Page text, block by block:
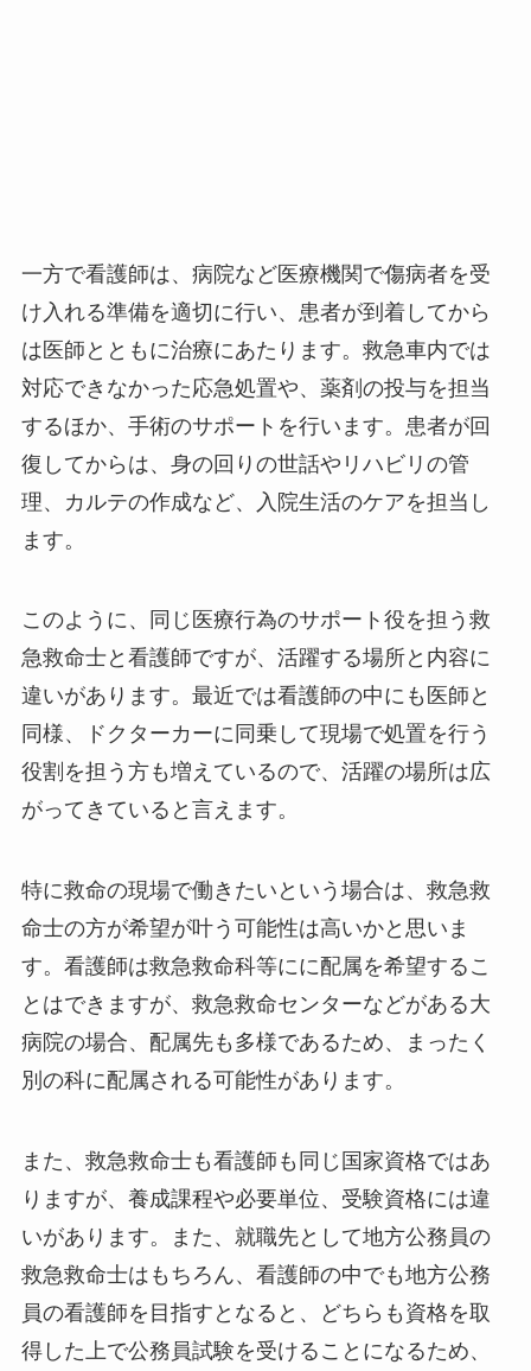
一方で看護師は、病院など医療機関で傷病者を受
け入れる準備を適切に行い、患者が到着してから
は医師とともに治療にあたります。救急車内では
対応できなかった応急処置や、薬剤の投与を担当
するほか、手術のサポートを行います。患者が回
復してからは、身の回りの世話やリハビリの管
理、カルテの作成など、入院生活のケアを担当し
ます。
このように、同じ医療行為のサポート役を担う救
急救命士と看護師ですが、活躍する場所と内容に
違いがあります。最近では看護師の中にも医師と
同様、ドクターカーに同乗して現場で処置を行う
役割を担う方も増えているので、活躍の場所は広
がってきていると言えます。
特に救命の現場で働きたいという場合は、救急救
命士の方が希望が叶う可能性は高いかと思いま
す。看護師は救急救命科等にに配属を希望するこ
とはできますが、救急救命センターなどがある大
病院の場合、配属先も多様であるため、まったく
別の科に配属される可能性があります。
また、救急救命士も看護師も同じ国家資格ではあ
りますが、養成課程や必要単位、受験資格には違
いがあります。また、就職先として地方公務員の
救急救命士はもちろん、看護師の中でも地方公務
員の看護師を目指すとなると、どちらも資格を取
得した上で公務員試験を受けることになるため、